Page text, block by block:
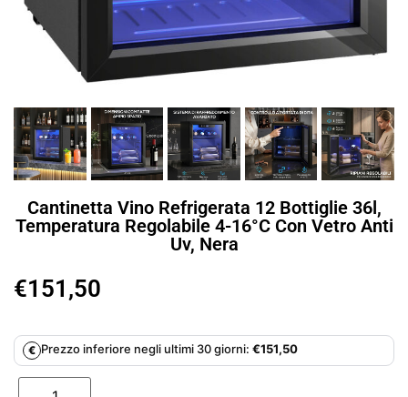
Cantinetta Vino Refrigerata 12 Bottiglie 36l,
Temperatura Regolabile 4-16°c Con Vetro Anti
Uv, Nera
€151,50
€ Prezzo inferiore negli ultimi 30 giorni: €151,50